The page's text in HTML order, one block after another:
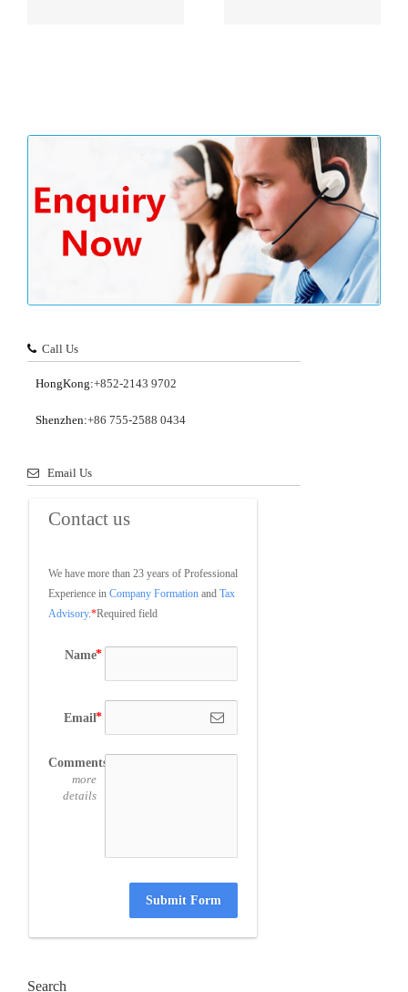
Call Us
HongKong:+852-2143 9702
Shenzhen:+86 755-2588 0434
Email Us
Contact us
We have more than 23 years of Professional
Experience in Company Formation and Tax
Advisory.*Required field
Name
Email
Comments
more
details
Submit Form
Search